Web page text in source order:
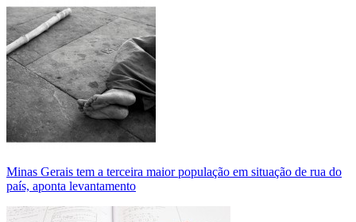
Minas Gerais tem a terceira maior população em situação de rua do
país, aponta levantamento